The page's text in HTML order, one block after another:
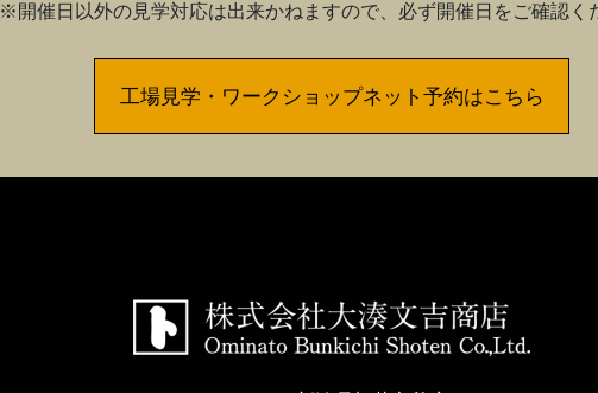
※開催日以外の見学対応は出来かねますので、必ず開催日をご確認く
工場見学・ワークショップネット予約はこちら